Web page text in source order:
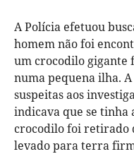
A Polícia efetuou
homem não foi
um crocodilo gigante
numa pequena ilha.
suspeitas aos
indicava que se tinha
crocodilo foi retirado
levado para terra